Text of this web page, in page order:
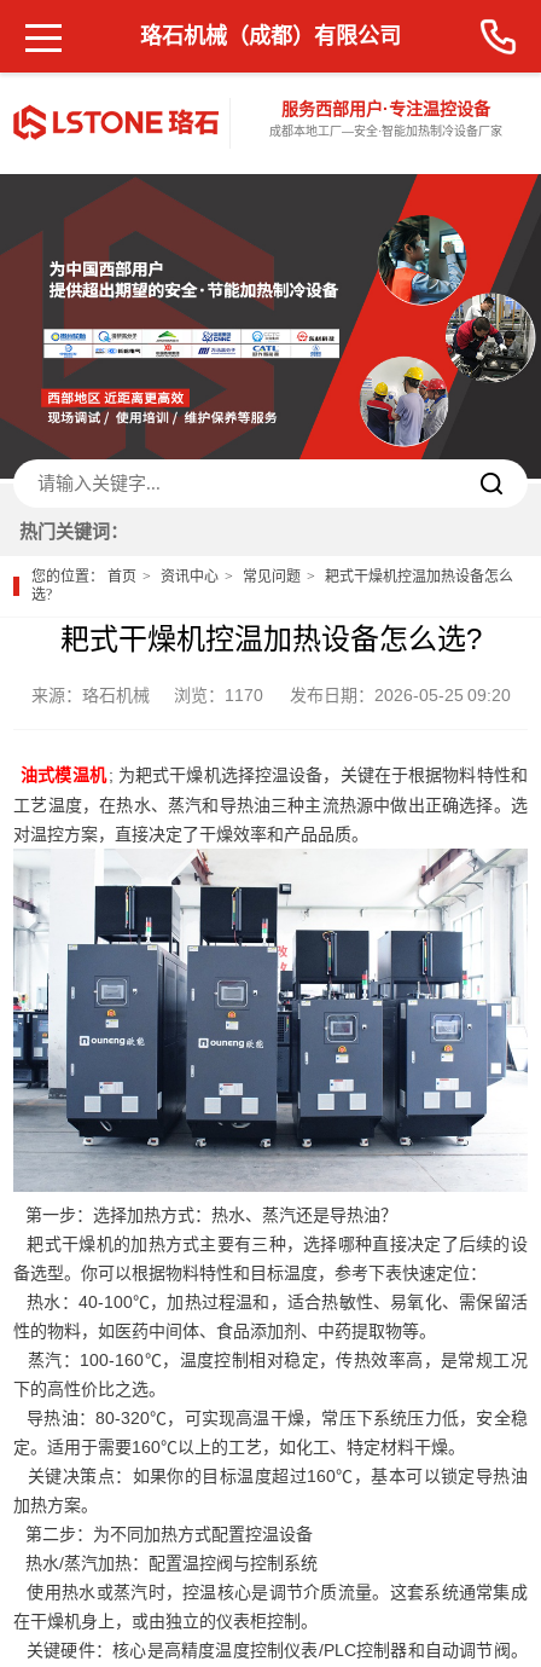
服务西部用户·专注温控设备
成都本地工厂—安全·智能加热制冷设备厂家
珞石机械（成都）有限公司
热门关键词：
您的位置：首页 资讯中心 常见问题
耙式干燥机控温加热设备怎么
选?
耙式干燥机控温加热设备怎么选?
来源：珞石机械 浏览：1170 发布日期：2026-05-25 09:20
油式模温机 ; 为耙式干燥机选择控温设备，关键在于根据物料特性和
工艺温度，在热水、蒸汽和导热油三种主流热源中做出正确选择。选
对温控方案，直接决定了干燥效率和产品品质。
第一步：选择加热方式：热水、蒸汽还是导热油？
耙式干燥机的加热方式主要有三种，选择哪种直接决定了后续的设
备选型。你可以根据物料特性和目标温度，参考下表快速定位：
热水：40-100℃，加热过程温和，适合热敏性、易氧化、需保留活
性的物料，如医药中间体、食品添加剂、中药提取物等。
蒸汽：100-160℃，温度控制相对稳定，传热效率高，是常规工况
下的高性价比之选。
导热油：80-320℃，可实现高温干燥，常压下系统压力低，安全稳
定。适用于需要160℃以上的工艺，如化工、特定材料干燥。
关键决策点：如果你的目标温度超过160℃，基本可以锁定导热油
加热方案。
第二步：为不同加热方式配置控温设备
热水/蒸汽加热：配置温控阀与控制系统
使用热水或蒸汽时，控温核心是调节介质流量。这套系统通常集成
在干燥机身上，或由独立的仪表柜控制。
关键硬件：核心是高精度温度控制仪表/PLC控制器和自动调节阀。